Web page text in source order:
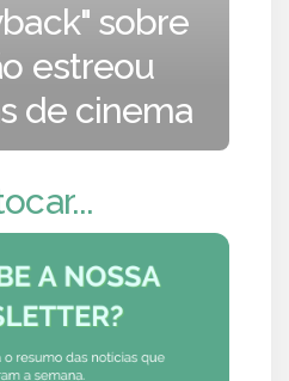
sobre
estreou
de cinema